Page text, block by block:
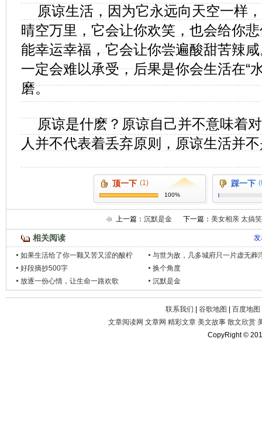
原谅生活，因为它永远向天空一样
晴空万里，它会让你欢笑，也会给你
能幸运幸福，它会让你尝遍酸甜苦辣
一定会难以承受，后果是你会生活在“
磨。
原谅是什麽？原谅自己并不意味着
人并不代表着丢弃原则，原谅生活并
顶一下 (1)
100%
踩一下
上一篇： 沉默是金 下一篇： 美女相亲 太搞
相关阅读
如果生活给了你一颗又苦又涩的酸柠
檬，你就面带微笑
与世为敌，几多城府只一片虚无葬
好段摘抄500字
换个角度
放逐一份心情，让生命一路欢歌
沉默是金
联系我们 谷歌地图 百度地图
文章阅读网 文章网 精彩文章 美文故事 散文欣赏
CopyRight ©